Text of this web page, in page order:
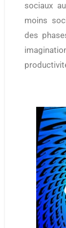
sociaux
moins
des